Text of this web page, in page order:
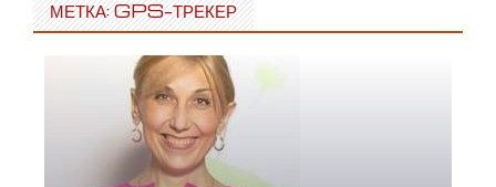
МЕТКА: GPS-ТРЕКЕР